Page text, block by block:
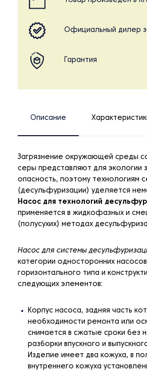
Официальный дилер
Гарантия
Описание
Загрязнение окружающей среды
серы представляют для экологии
опасность, поэтому технологиям
(десульфуризации) уделяется
Насос для технологий
применяется в жидкофазных и
(полусухих) методах
Насос для системы
категории односторонних насосов
горизонтального типа и
следующих элементов:
Корпус насоса, задняя часть
необходимости ремонта или
снимается в сжатые сроки без
разборки впускного и
Изделие имеет два кожуха, в
внутреннего кожуха